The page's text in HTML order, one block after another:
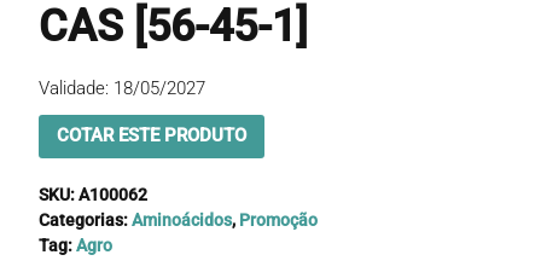
CAS [56-45-1]
Validade: 18/05/2027
COTAR ESTE PRODUTO
SKU:A100062
Categorias:Aminoácidos, Promoção
Tag:Agro